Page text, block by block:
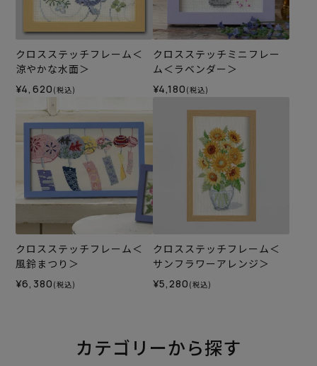
クロスステッチフレーム＜
涼やかな水面＞
¥4,620 (税込)
クロスステッチミニフレー
ム＜ラベンダー＞
¥4,180 (税込)
クロスステッチフレーム＜
風鈴まつり＞
¥6,380 (税込)
クロスステッチフレーム＜
サンフラワーアレンジ＞
¥5,280 (税込)
カテゴリーから探す